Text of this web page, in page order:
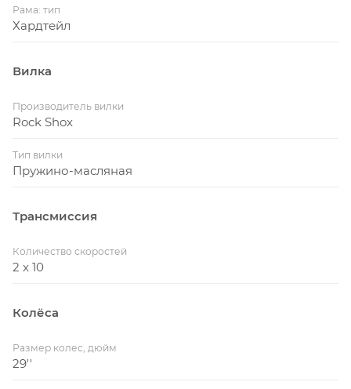
Рама: тип
Хардтейл
Вилка
Производитель вилки
Rock Shox
Тип вилки
Пружино-масляная
Трансмиссия
Количество скоростей
2 x 10
Колёса
Размер колес, дюйм
29''